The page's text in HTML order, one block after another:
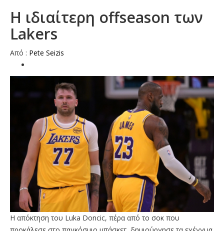
Η ιδιαίτερη offseason των
Lakers
Από : Pete Seizis
H απόκτηση του Luka Doncic, πέρα από το σοκ που